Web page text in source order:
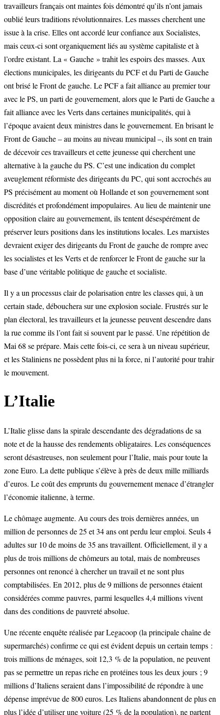
travailleurs français ont maintes fois démontré qu’ils n’ont jamais
oublié leurs traditions révolutionnaires. Les masses cherchent une
issue à la crise. Elles ont accordé leur confiance aux Socialistes,
mais ceux-ci sont organiquement liés au système capitaliste et à
l’ordre existant. La « Gauche » trahit les espoirs des masses. Aux
élections municipales, les dirigeants du PCF et du Parti de Gauche
ont brisé le Front de gauche. Le PCF a fait alliance au premier tour
avec le PS, un parti de gouvernement, alors que le Parti de Gauche a
fait alliance avec les Verts dans certaines municipalités, qui à
l’époque avaient deux ministres dans le gouvernement. En brisant le
Front de Gauche – au moins au niveau municipal –, ils sont en train
de décevoir ces travailleurs et cette jeunesse qui cherchent une
alternative à la gauche du PS. C’est une indication du complet
aveuglement réformiste des dirigeants du PC, qui sont accrochés au
PS précisément au moment où Hollande et son gouvernement sont
discrédités et profondément impopulaires. Au lieu de maintenir une
opposition claire au gouvernement, ils tentent désespérément de
préserver leurs positions dans les institutions locales. Les marxistes
devraient exiger des dirigeants du Front de gauche de rompre avec
les socialistes et les Verts et de renforcer le Front de gauche sur la
base d’une véritable politique de gauche et socialiste.
Il y a un processus clair de polarisation entre les classes qui, à un
certain stade, débouchera sur une explosion sociale. Frustrés sur le
plan électoral, les travailleurs et la jeunesse peuvent descendre dans
la rue comme ils l’ont fait si souvent par le passé. Une répétition de
Mai 68 se prépare. Mais cette fois-ci, ce sera à un niveau supérieur,
et les Staliniens ne possèdent plus ni la force, ni l’autorité pour trahir
le mouvement.
L’Italie
L’Italie glisse dans la spirale descendante des dégradations de sa
note et de la hausse des rendements obligataires. Les conséquences
seront désastreuses, non seulement pour l’Italie, mais pour toute la
zone Euro. La dette publique s’élève à près de deux mille milliards
d’euros. Le coût des emprunts du gouvernement menace d’étrangler
l’économie italienne, à terme.
Le chômage augmente. Au cours des trois dernières années, un
million de personnes de 25 et 34 ans ont perdu leur emploi. Seuls 4
adultes sur 10 de moins de 35 ans travaillent. Officiellement, il y a
plus de trois millions de chômeurs au total, mais de nombreuses
personnes ont renoncé à chercher un travail et ne sont plus
comptabilisées. En 2012, plus de 9 millions de personnes étaient
considérées comme pauvres, parmi lesquelles 4,4 millions vivent
dans des conditions de pauvreté absolue.
Une récente enquête réalisée par Legacoop (la principale chaîne de
supermarchés) confirme ce qui est évident depuis un certain temps :
trois millions de ménages, soit 12,3 % de la population, ne peuvent
pas se permettre un repas riche en protéines tous les deux jours ; 9
millions d’Italiens seraient dans l’impossibilité de répondre à une
dépense imprévue de 800 euros. Les Italiens abandonnent de plus en
plus l’idée d’utiliser une voiture (25 % de la population), ne partent